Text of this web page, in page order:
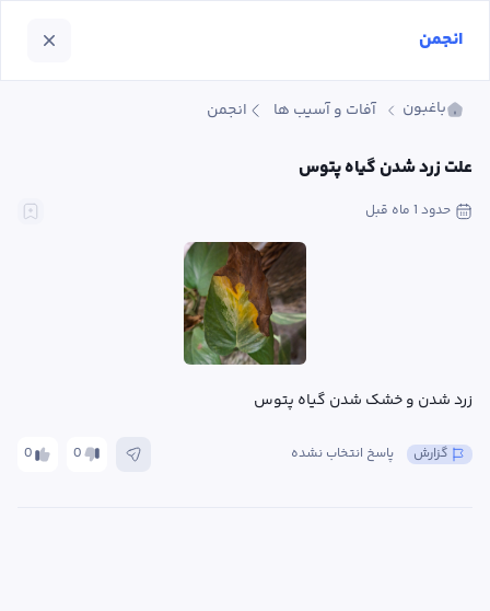
باغبون آفات و آسیب ها انجمن
علت زرد شدن گیاه پتوس
حدود 1 ماه قبل
زرد شدن و خشک شدن گیاه پتوس
0 0 پاسخ انتخاب نشده گزارش
انجمن